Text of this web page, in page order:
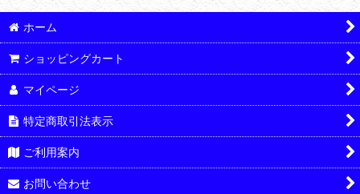
ホーム
ショッピングカート
マイページ
特定商取引法表示
ご利用案内
お問い合わせ